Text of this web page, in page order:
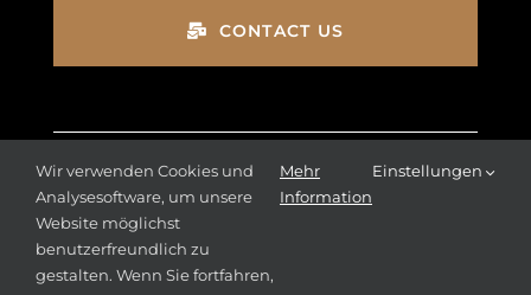
CONTACT US
Datenschutz
AGBs
Wir verwenden Cookies und
Analysesoftware, um unsere
Website möglichst
benutzerfreundlich zu
gestalten. Wenn Sie fortfahren,
Mehr
Information
Einstellungen